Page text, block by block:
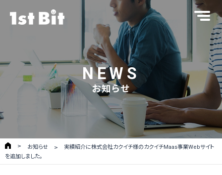
NEWS
お知らせ
お知らせ
実績紹介に株式会社カクイチ様のカクイチMaas事業Webサイト
を追加しました。